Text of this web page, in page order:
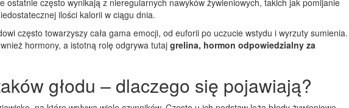
ostatnie często wynikają z nieregularnych nawyków żywieniowych, takich jak pomijanie
ilości kalorii w ciągu dnia.
często towarzyszy cała gama emocji, od euforii po uczucie wstydu i wyrzuty sumienia.
hormony, a istotną rolę odgrywa tutaj grelina, hormon odpowiedzialny za
głodu – dlaczego się pojawiają?